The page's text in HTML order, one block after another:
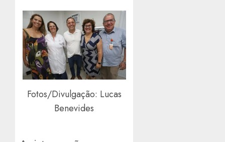
Fotos/Divulgação: Lucas
Benevides